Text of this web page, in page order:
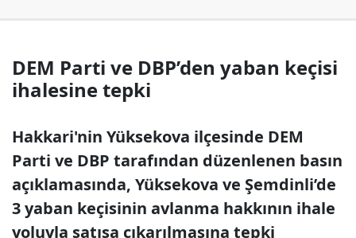
DEM Parti ve DBP’den yaban keçisi
ihalesine tepki
Hakkari'nin Yüksekova ilçesinde DEM
Parti ve DBP tarafından düzenlenen basın
açıklamasında, Yüksekova ve Şemdinli’de
3 yaban keçisinin avlanma hakkının ihale
yoluyla satışa çıkarılmasına tepki